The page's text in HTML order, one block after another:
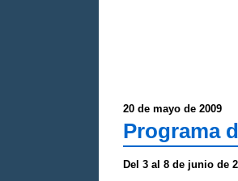
20 de mayo de 2009
Programa
Del 3 al 8 de junio de